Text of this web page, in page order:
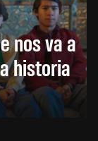
nos va a
historia